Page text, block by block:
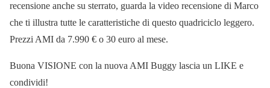
recensione anche su sterrato, guarda la video recensione di Marco
che ti illustra tutte le caratteristiche di questo quadriciclo leggero.
Prezzi AMI da 7.990 € o 30 euro al mese.
Buona VISIONE con la nuova AMI Buggy lascia un LIKE e
condividi!